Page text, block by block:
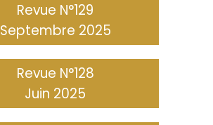
Revue N°129
Septembre 2025
Revue N°128
Juin 2025